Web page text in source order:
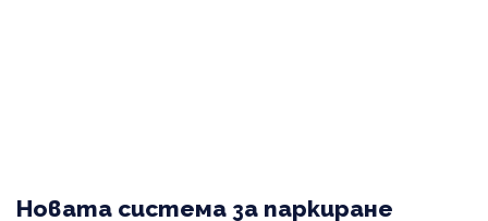
Новата система за паркиране